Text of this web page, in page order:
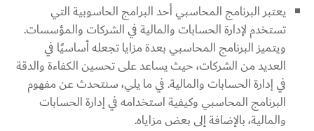
يعتبر البرنامج المحاسبي أحد البرامج الحاسوبية التي
تستخدم لإدارة الحسابات والمالية في الشركات والمؤسسات.
ويتميز البرنامج المحاسبي بعدة مزايا تجعله أساسيًا في
العديد من الشركات، حيث يساعد على تحسين الكفاءة والدقة
في إدارة الحسابات والمالية. في ما يلي، سنتحدث عن مفهوم
البرنامج المحاسبي وكيفية استخدامه في إدارة الحسابات
والمالية، بالإضافة إلى بعض مزاياه.